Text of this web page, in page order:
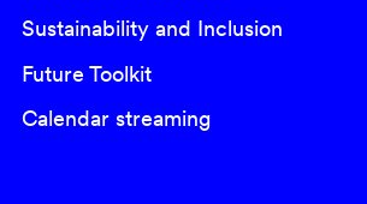
Sustainability and Inclusion
Future Toolkit
Calendar streaming